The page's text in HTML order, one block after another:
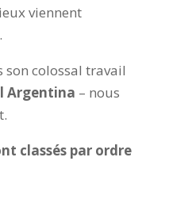
viennent
son colossal travail
Argentina – nous
classés par ordre